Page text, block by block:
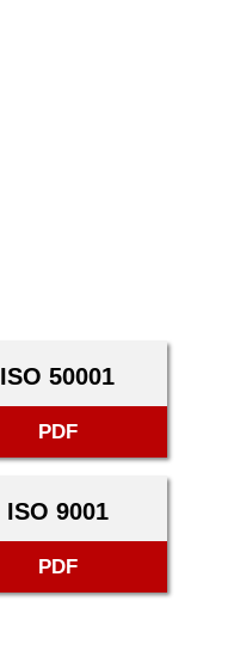
ISO 50001
PDF
ISO 9001
PDF